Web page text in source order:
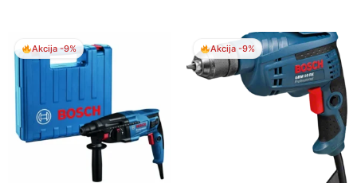
Akcija -9% Akcija -9%